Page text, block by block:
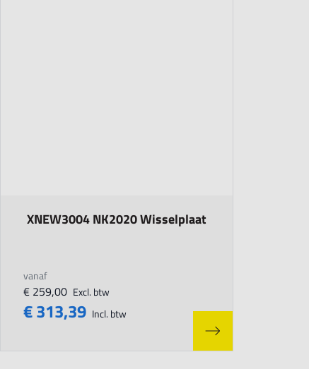
XNEW3004 NK2020 Wisselplaat
The price depends on the options chosen on the product page
vanaf
€ 313,39 Incl. btw
€ 259,00 Excl. btw